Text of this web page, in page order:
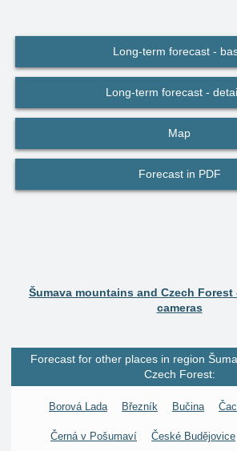
Long-term forecast -
Long-term forecast -
Map
Forecast in PDF
Šumava mountains and Czech Forest
cameras
Forecast for other places in region
Czech Forest:
Borová Lada Březník Bučina
Černá v Pošumaví České Budějovice